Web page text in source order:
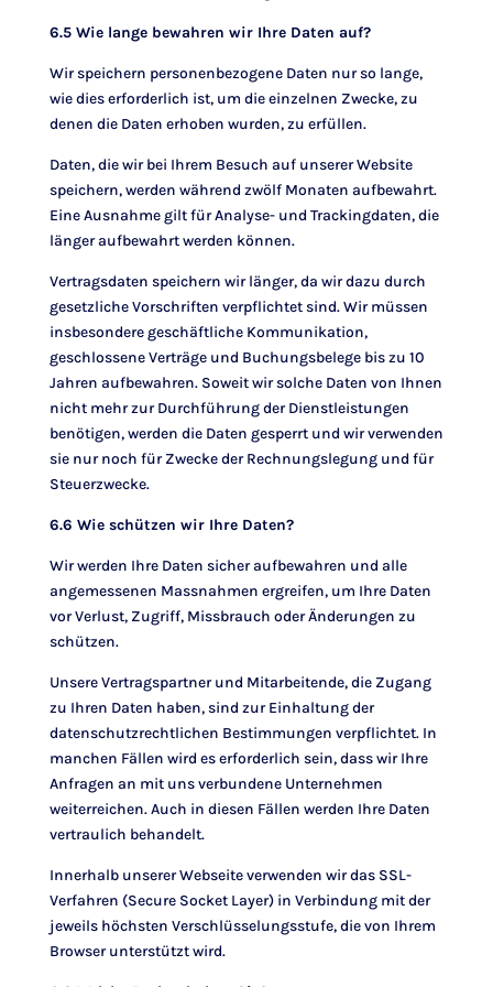
6.5 Wie lange bewahren wir Ihre Daten auf?
Wir speichern personenbezogene Daten nur so lange,
wie dies erforderlich ist, um die einzelnen Zwecke, zu
denen die Daten erhoben wurden, zu erfüllen.
Daten, die wir bei Ihrem Besuch auf unserer Website
speichern, werden während zwölf Monaten aufbewahrt.
Eine Ausnahme gilt für Analyse- und Trackingdaten, die
länger aufbewahrt werden können.
Vertragsdaten speichern wir länger, da wir dazu durch
gesetzliche Vorschriften verpflichtet sind. Wir müssen
insbesondere geschäftliche Kommunikation,
geschlossene Verträge und Buchungsbelege bis zu 10
Jahren aufbewahren. Soweit wir solche Daten von Ihnen
nicht mehr zur Durchführung der Dienstleistungen
benötigen, werden die Daten gesperrt und wir verwenden
sie nur noch für Zwecke der Rechnungslegung und für
Steuerzwecke.
6.6 Wie schützen wir Ihre Daten?
Wir werden Ihre Daten sicher aufbewahren und alle
angemessenen Massnahmen ergreifen, um Ihre Daten
vor Verlust, Zugriff, Missbrauch oder Änderungen zu
schützen.
Unsere Vertragspartner und Mitarbeitende, die Zugang
zu Ihren Daten haben, sind zur Einhaltung der
datenschutzrechtlichen Bestimmungen verpflichtet. In
manchen Fällen wird es erforderlich sein, dass wir Ihre
Anfragen an mit uns verbundene Unternehmen
weiterreichen. Auch in diesen Fällen werden Ihre Daten
vertraulich behandelt.
Innerhalb unserer Webseite verwenden wir das SSL-
Verfahren (Secure Socket Layer) in Verbindung mit der
jeweils höchsten Verschlüsselungsstufe, die von Ihrem
Browser unterstützt wird.